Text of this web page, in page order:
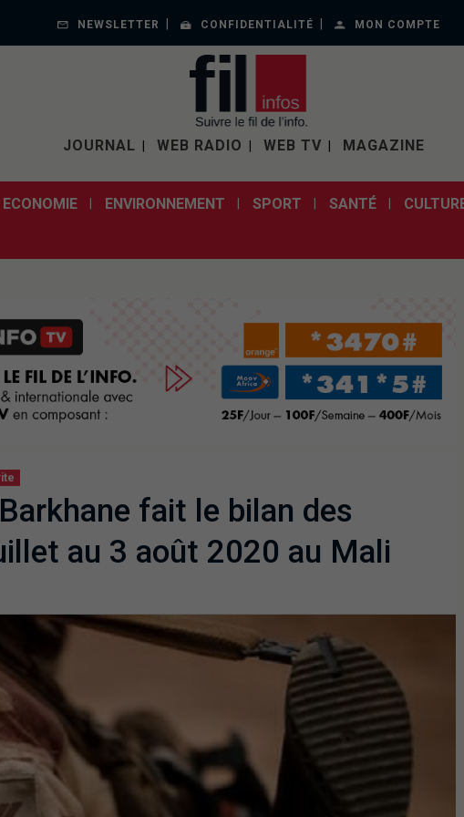
NEWSLETTER CONFIDENTIALITÉ MON COMPTE
JOURNAL WEB RADIO WEB TV MAGAZINE
ECONOMIE ENVIRONNEMENT SPORT SANTÉ
fait le bilan des
au 3 août 2020 au Mali